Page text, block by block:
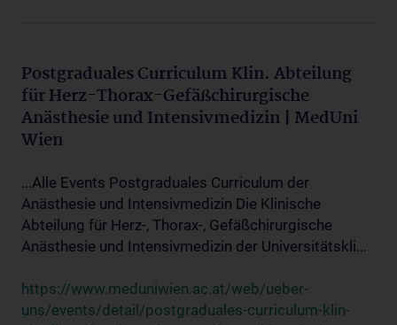
Postgraduales Curriculum Klin. Abteilung
für Herz-Thorax-Gefäßchirurgische
Anästhesie und Intensivmedizin | MedUni
Wien
...Alle Events Postgraduales Curriculum der
Anästhesie und Intensivmedizin Die Klinische
Abteilung für Herz-, Thorax-, Gefäßchirurgische
Anästhesie und Intensivmedizin der Universitätskli...
https://www.meduniwien.ac.at/web/ueber-
uns/events/detail/postgraduales-curriculum-klin-